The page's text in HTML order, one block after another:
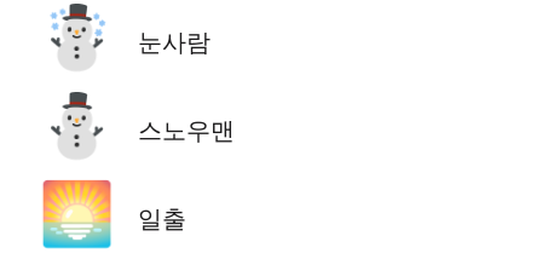
☃️ 눈사람
⛄ 스노우맨
🌅 일출